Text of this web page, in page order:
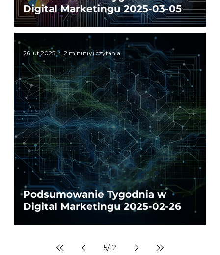
Digital Marketingu 2025-03-05
Podsumowanie Tygodnia w
Digital Marketingu 2025-02-26
26 lut 2025 2 minut(y) czytania
5/12